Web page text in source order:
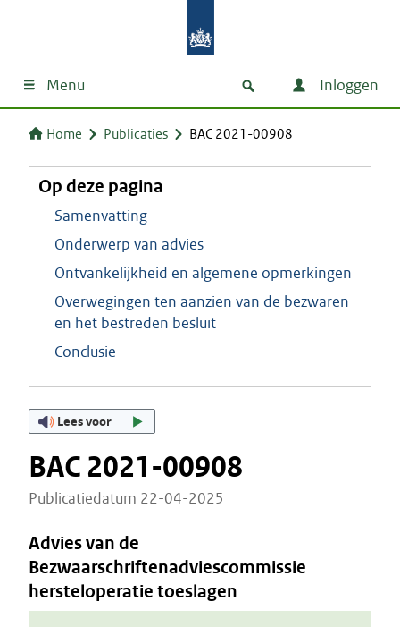
Menu Inloggen
Home Publicaties BAC 2021-00908
Op deze pagina
Samenvatting
Onderwerp van advies
Ontvankelijkheid en algemene opmerkingen
Overwegingen ten aanzien van de bezwaren
en het bestreden besluit
Conclusie
Lees voor
BAC 2021-00908
Publicatiedatum 22-04-2025
Advies van de
Bezwaarschriftenadviescommissie
hersteloperatie toeslagen